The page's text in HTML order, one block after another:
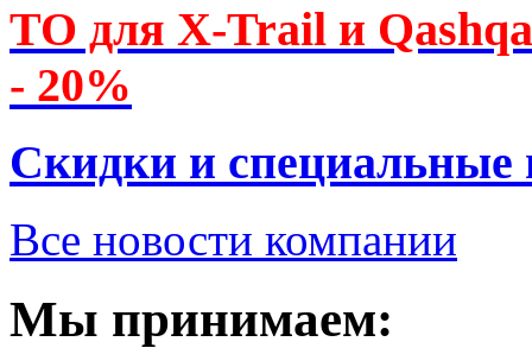
ТО для X-Trail и
- 20%
Скидки и специальные
Все новости компании
Мы принимаем: